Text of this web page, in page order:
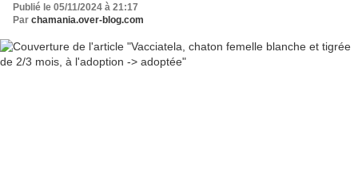
Publié le 05/11/2024 à 21:17
Par chamania.over-blog.com